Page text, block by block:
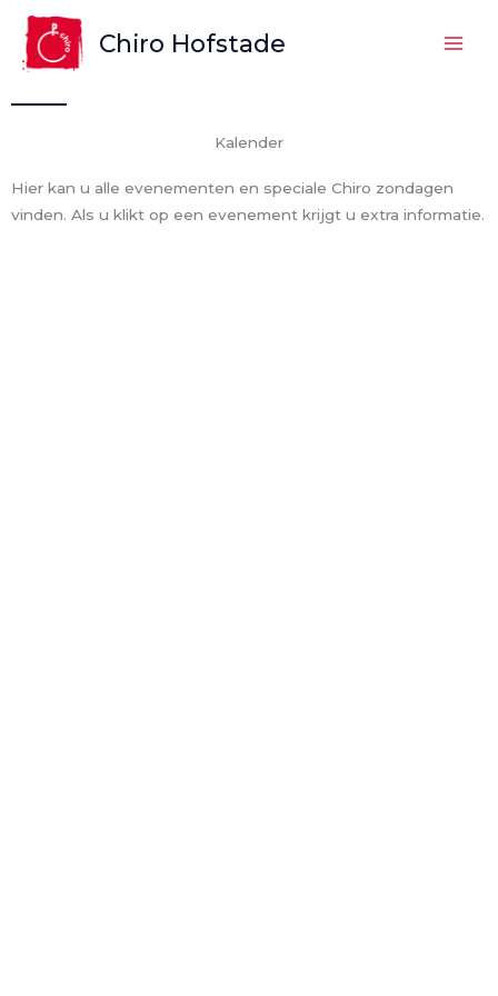
Spring
naar
Chiro Hofstade
Kalender
Hier kan u alle evenementen en speciale Chiro zondagen
vinden. Als u klikt op een evenement krijgt u extra informatie.